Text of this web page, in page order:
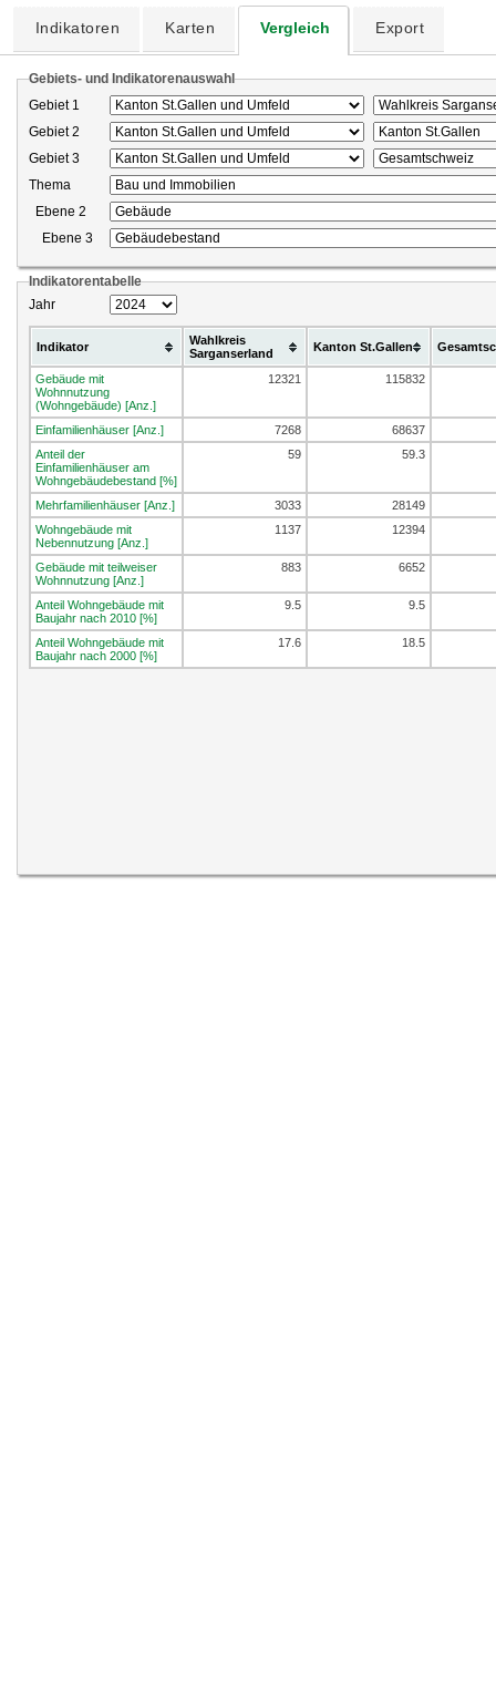
Indikatoren Karten Vergleich Export
Gebiets- und Indikatorenauswahl
Gebiet 1
Gebiet 2
Gebiet 3
Thema
Ebene 2
Ebene 3
Indikatorentabelle
Jahr
Indikator
Wahlkreis
Sarganserland
Kanton St.Gallen
Gebäude mit
Wohnnutzung
(Wohngebäude) [Anz.]
12321 115832
Einfamilienhäuser [Anz.] 7268
68637
Anteil der
Einfamilienhäuser am
Wohngebäudebestand [%]
59 59.3
Mehrfamilienhäuser [Anz.] 3033
28149
Wohngebäude mit
Nebennutzung [Anz.]
1137 12394
Gebäude mit teilweiser
Wohnnutzung [Anz.]
883 6652
Anteil Wohngebäude mit
Baujahr nach 2010 [%]
9.5 9.5
Anteil Wohngebäude mit
Baujahr nach 2000 [%]
17.6 18.5